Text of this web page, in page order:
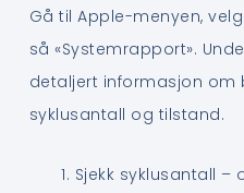
Gå til Apple-menyen,
så «Systemrapport».
detaljert informasjon om
syklusantall og tilstand.
Sjekk syklusantall –